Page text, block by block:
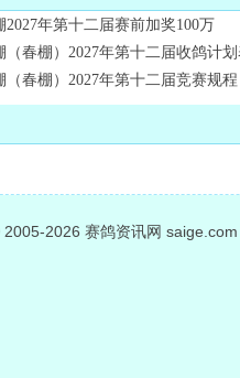
年第十二届赛前加奖100万
春棚）2027年第十二届收鸽计
春棚）2027年第十二届竞赛规程
2026 赛鸽资讯网